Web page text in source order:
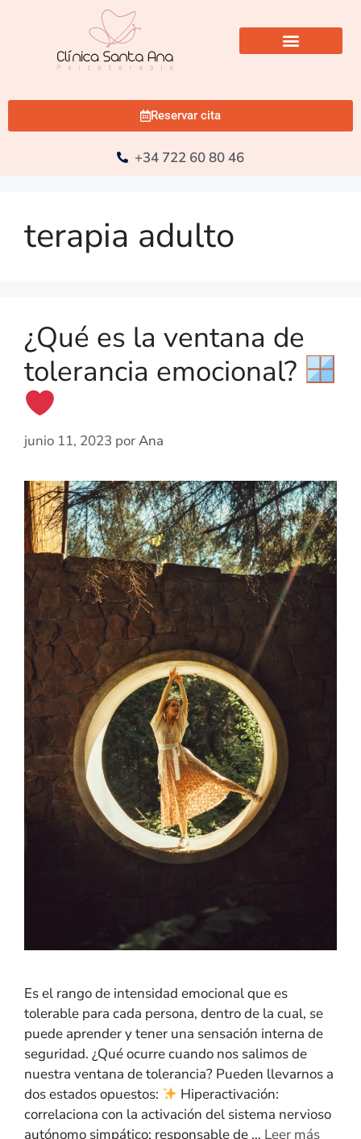
Reservar cita
+34 722 60 80 46
terapia adulto
¿Qué es la ventana de
tolerancia emocional?
junio 11, 2023 porAna
Es el rango de intensidad emocional que es
tolerable para cada persona, dentro de la cual, se
puede aprender y tener una sensación interna de
seguridad. ¿Qué ocurre cuando nos salimos de
nuestra ventana de tolerancia? Pueden llevarnos a
dos estados opuestos:
Hiperactivación:
correlaciona con la activación del sistema nervioso
autónomo simpático; responsable de … Leer más